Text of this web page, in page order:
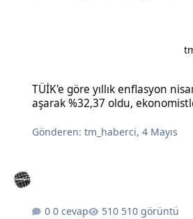
TÜİK'e göre yıllık enflasyon
aşarak %32,37 oldu,
Gönderen:tm_haberci,4 Mayıs
0 cevap 510 görüntü